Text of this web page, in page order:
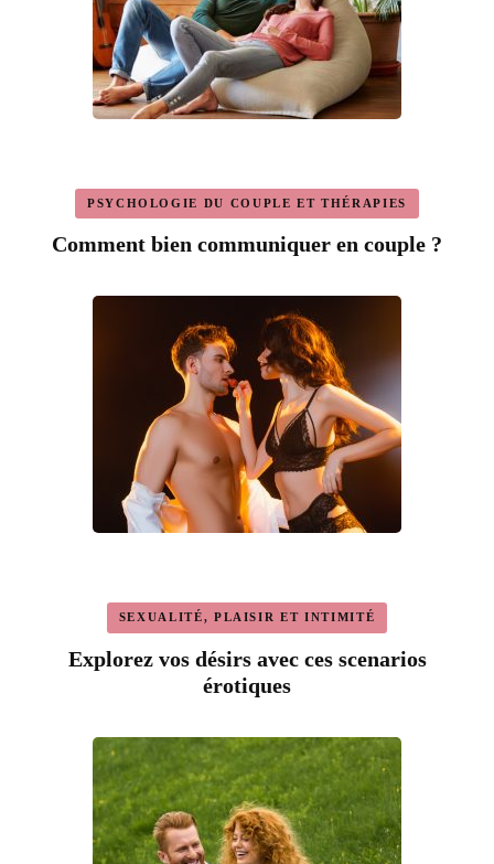
PSYCHOLOGIE DU COUPLE ET THÉRAPIES
Comment bien communiquer en couple ?
SEXUALITÉ, PLAISIR ET INTIMITÉ
Explorez vos désirs avec ces scenarios
érotiques